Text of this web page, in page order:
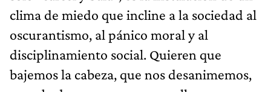
clima de miedo que incline a la sociedad al
oscurantismo, al pánico moral y al
disciplinamiento social. Quieren que
bajemos la cabeza, que nos desanimemos,